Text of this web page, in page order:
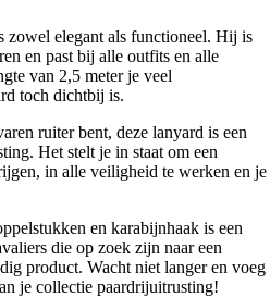
zowel elegant als functioneel. Hij is
en past bij alle outfits en alle
van 2,5 meter je veel
toch dichtbij is.
ruiter bent, deze lanyard is een
Het stelt je in staat om een
in alle veiligheid te werken en je
en karabijnhaak is een
die op zoek zijn naar een
product. Wacht niet langer en voeg
je collectie paardrijuitrusting!